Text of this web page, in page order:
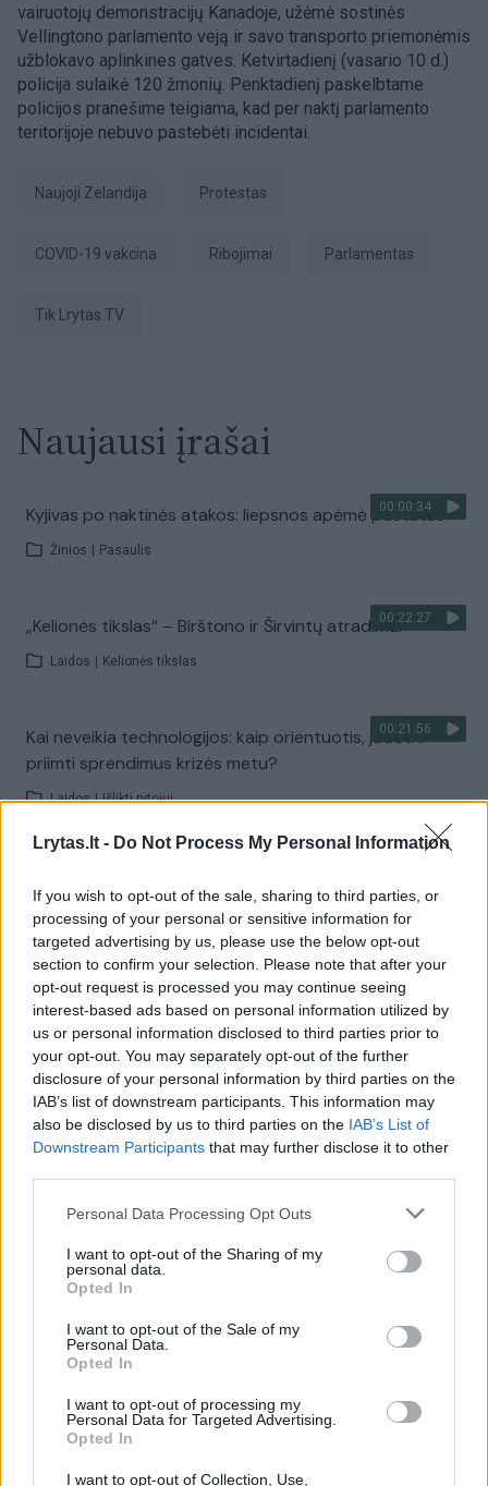
Lrytas.lt - Do Not Process My Personal Information
If you wish to opt-out of the sale, sharing to third parties, or
processing of your personal or sensitive information for
targeted advertising by us, please use the below opt-out
section to confirm your selection. Please note that after your
opt-out request is processed you may continue seeing
interest-based ads based on personal information utilized by
us or personal information disclosed to third parties prior to
your opt-out. You may separately opt-out of the further
disclosure of your personal information by third parties on the
IAB’s list of downstream participants. This information may
also be disclosed by us to third parties on the IAB’s List of
Downstream Participants that may further disclose it to other
Personal Data Processing Opt Outs
I want to opt-out of the Sharing of my
personal data.
Opted In
I want to opt-out of the Sale of my
Personal Data.
Opted In
I want to opt-out of processing my
Personal Data for Targeted Advertising.
Opted In
I want to opt-out of Collection, Use,
vairuotojų demonstracijų Kanadoje, užėmė sostinės
Vellingtono parlamento veją ir savo transporto priemonėmis
užblokavo aplinkines gatves. Ketvirtadienį (vasario 10 d.)
policija sulaikė 120 žmonių. Penktadienį paskelbtame
policijos pranešime teigiama, kad per naktį parlamento
teritorijoje nebuvo pastebėti incidentai.
Naujoji Zelandija Protestas
COVID-19 vakcina ribojimai parlamentas
tik Lrytas.TV
Naujausi įrašai
00:00:34
Kyjivas po naktinės atakos: liepsnos apėmė pastatus
Žinios Pasaulis
00:22:27
„Kelionės tikslas“ – Birštono ir Širvintų atradimai
Laidos Kelionės tikslas
00:21:56
Kai neveikia technologijos: kaip orientuotis, judėti ir
priimti sprendimus krizės metu?
Laidos | Išlikti rytojui
„Patriot“ D. Trumpas skirti nenori: raketų mes norime
Žinios Pasaulis
Visi įrašai
Žiūrimiausi įrašai
00:00:30
vaiko gyvybių išgelbėti nepavyko
Žinios | Lietuvos diena
Savaitės vidurys nusimato karštas: temperatūra kils iki
32 laipsnių šilumos